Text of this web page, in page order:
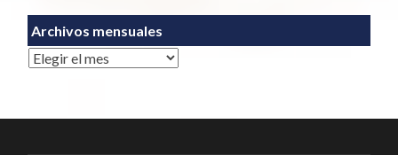
Archivos mensuales
Archivos